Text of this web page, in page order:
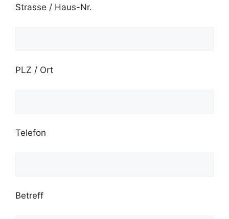
Strasse / Haus-Nr.
PLZ / Ort
Telefon
Betreff